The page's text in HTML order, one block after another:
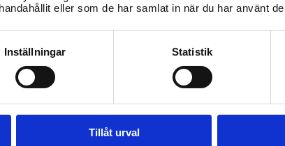
eller som de har samlat in när du har använt
Inställningar Statistik
Tillåt urval
återväxt?
skogsförvaltning och för att bevara ekosystemets
Det